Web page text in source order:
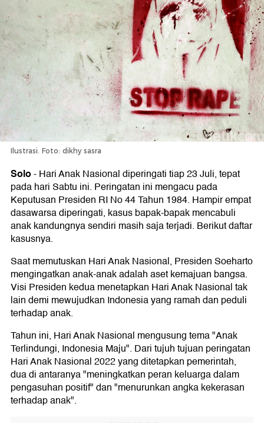
Ilustrasi. Foto: dikhy sasra
Solo-Hari Anak Nasional diperingati tiap 23 Juli, tepat
pada hari Sabtu ini. Peringatan ini mengacu pada
Keputusan Presiden RI No 44 Tahun 1984. Hampir empat
dasawarsa diperingati, kasus bapak-bapak mencabuli
anak kandungnya sendiri masih saja terjadi. Berikut daftar
kasusnya.
Saat memutuskan Hari Anak Nasional, Presiden Soeharto
mengingatkan anak-anak adalah aset kemajuan bangsa.
Visi Presiden kedua menetapkan Hari Anak Nasional tak
lain demi mewujudkan Indonesia yang ramah dan peduli
terhadap anak.
Tahun ini, Hari Anak Nasional mengusung tema "Anak
Terlindungi, Indonesia Maju". Dari tujuh tujuan peringatan
Hari Anak Nasional 2022 yang ditetapkan pemerintah,
dua di antaranya "meningkatkan peran keluarga dalam
pengasuhan positif" dan "menurunkan angka kekerasan
terhadap anak".